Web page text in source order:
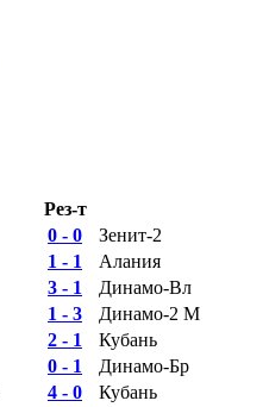
Рез-т
0 - 0
Зенит-2
1 - 1
Алания
3 - 1
Динамо-Вл
1 - 3
Динамо-2 М
2 - 1
Кубань
0 - 1
Динамо-Бр
4 - 0
Кубань